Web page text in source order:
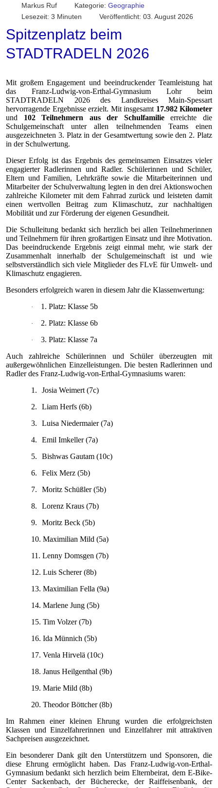
Markus Ruf Kategorie: Geographie
Lesezeit: 3 Minuten
Veröffentlicht: 03. August 2026
Spitzenplatz beim
STADTRADELN 2026
Mit großem Engagement und beeindruckender Teamleistung hat
das Franz-Ludwig-von-Erthal-Gymnasium Lohr beim
STADTRADELN 2026 des Landkreises Main-Spessart
hervorragende Ergebnisse erzielt. Mit insgesamt 17.982 Kilometer
und 102 Teilnehmern aus der Schulfamilieerreichtedie
Schulgemeinschaftunter allen teilnehmenden Teams einen
ausgezeichneten 3. Platz in der Gesamtwertungsowie den2. Platz
in der Schulwertung.
Dieser Erfolg ist das Ergebnis des gemeinsamen Einsatzes vieler
engagierter Radlerinnen und Radler. Schülerinnen und Schüler,
Eltern und Familien, Lehrkräfte sowie die Mitarbeiterinnen und
Mitarbeiter der Schulverwaltung legten in den drei Aktionswochen
zahlreiche Kilometer mit dem Fahrrad zurück und leisteten damit
einen wertvollen Beitrag zum Klimaschutz, zur nachhaltigen
Mobilität und zur Förderung der eigenen Gesundheit.
Die Schulleitung bedankt sich herzlich bei allen Teilnehmerinnen
und Teilnehmern für ihren großartigen Einsatz und ihre Motivation.
Das beeindruckende Ergebnis zeigt einmal mehr, wie stark der
Zusammenhalt innerhalb der Schulgemeinschaft ist und wie
selbstverständlich sich viele Mitglieder des FLvE für Umwelt- und
Klimaschutz engagieren.
Besonders erfolgreich waren in diesem Jahr die Klassenwertung:
· 1. Platz: Klasse 5b
· 2. Platz: Klasse 6b
· 3. Platz: Klasse 7a
Auch zahlreiche Schülerinnen und Schüler überzeugten mit
außergewöhnlichen Einzelleistungen. Die besten Radlerinnen und
Radler des Franz-Ludwig-von-Erthal-Gymnasiums waren:
1.
Josia Weimert (7c)
2.
Liam Herfs (6b)
3.
Luisa Niedermaier (7a)
4.
Emil Imkeller (7a)
5.
Bishwas Gautam (10c)
6.
Felix Merz (5b)
7.
Moritz Schüßler (5b)
8.
Lorenz Kraus (7b)
9.
Moritz Beck (5b)
10. Maximilian Mild (5a)
11. Lenny Domsgen (7b)
12. Luis Scherer (8b)
13. Maximilian Fella (9a)
14. Marlene Jung (5b)
15. Tim Volzer (7b)
16. Ida Münnich (5b)
17. Venla Hirvelä (10c)
18. Janus Heilgenthal (9b)
19. Marie Mild (8b)
20. Theodor Böttcher (8b)
Im Rahmen einer kleinen Ehrung wurden die erfolgreichsten
Klassen und Einzelfahrerinnen und Einzelfahrer mit attraktiven
Sachpreisen ausgezeichnet.
Ein besonderer Dank gilt den Unterstützern und Sponsoren, die
diese Ehrung ermöglicht haben. Das Franz-Ludwig-von-Erthal-
Gymnasium bedankt sich herzlich beimElternbeirat, demE-Bike-
Center Sackenbach, derBücherecke, derRaiffeisenbank, der